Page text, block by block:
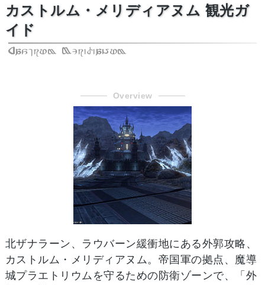
カストルム・メリディアヌム 観光ガ
イド
Castrum Meridianum
Overview
北ザナラーン、ラウバーン緩衝地にある外郭攻略、
カストルム・メリディアヌム。帝国軍の拠点、魔導
城プラエトリウムを守るための防衛ゾーンで、「外